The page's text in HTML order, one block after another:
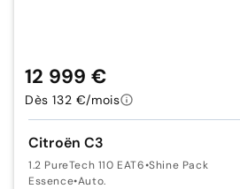
Citroën C3
1.2 PureTech 110 EAT6•Shine Pack
Essence•Auto.
12 999 €
Dès 132 €/mois